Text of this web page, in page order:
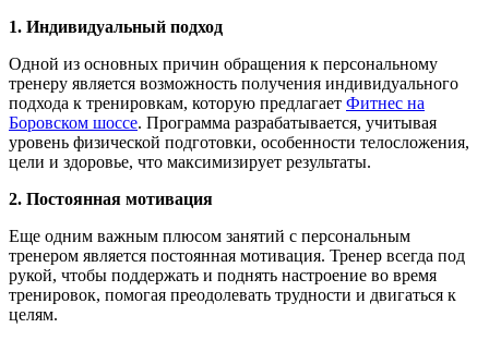
1. Индивидуальный подход
Одной из основных причин обращения к персональному
тренеру является возможность получения индивидуального
подхода к тренировкам, которую предлагает Фитнес на
Боровском шоссе. Программа разрабатывается, учитывая
уровень физической подготовки, особенности телосложения,
цели и здоровье, что максимизирует результаты.
2. Постоянная мотивация
Еще одним важным плюсом занятий с персональным
тренером является постоянная мотивация. Тренер всегда под
рукой, чтобы поддержать и поднять настроение во время
тренировок, помогая преодолевать трудности и двигаться к
целям.